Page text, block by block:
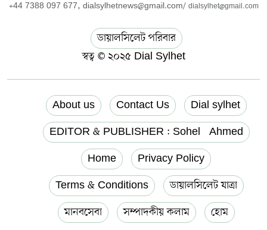
+44 7388 097 677, dialsylhetnews@gmail.com/ dialsylhet@gmail.com
ডায়ালসিলেট পরিবার
স্বত্ব © ২০২৫ Dial Sylhet
About us Contact Us
Dial sylhet
EDITOR & PUBLISHER : Sohel Ahmed
Home
Privacy Policy
Terms & Conditions
ডায়ালসিলেট যাত্রা
মানবসেবা
সম্পাদকীয় কলাম হোম